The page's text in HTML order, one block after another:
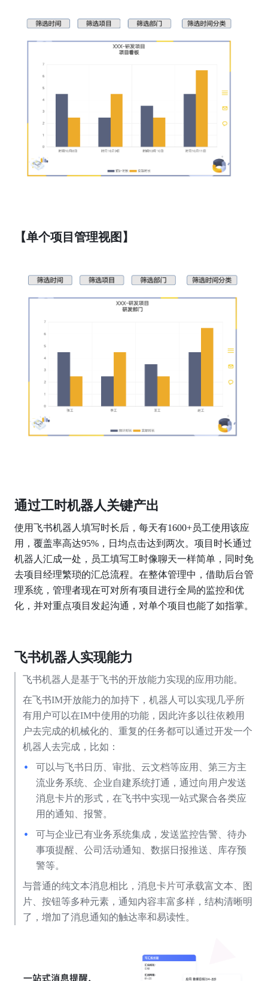
【单个项目管理视图】
通过工时机器人关键产出
使用飞书机器人填写时长后，每天有1600+员工使用该应
用，覆盖率高达95%，日均点击达到两次。项目时长通过
机器人汇成一处，员工填写工时像聊天一样简单，同时免
去项目经理繁琐的汇总流程。在整体管理中，借助后台管
理系统，管理者现在可对所有项目进行全局的监控和优
化，并对重点项目发起沟通，对单个项目也能了如指掌。
飞书机器人实现能力
飞书机器人是基于飞书的开放能力实现的应用功能。
在飞书IM开放能力的加持下，机器人可以实现几乎所
有用户可以在IM中使用的功能，因此许多以往依赖用
户去完成的机械化的、重复的任务都可以通过开发一个
机器人去完成，比如：
可以与飞书日历、审批、云文档等应用、第三方主
流业务系统、企业自建系统打通，通过向用户发送
消息卡片的形式，在飞书中实现一站式聚合各类应
用的通知、报警。
可与企业已有业务系统集成，发送监控告警、待办
事项提醒、公司活动通知、数据日报推送、库存预
警等。
与普通的纯文本消息相比，消息卡片可承载富文本、图
片、按钮等多种元素，通知内容丰富多样，结构清晰明
了，增加了消息通知的触达率和易读性。